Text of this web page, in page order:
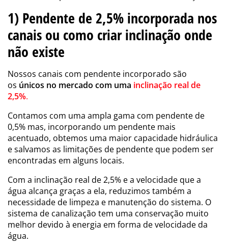
1) Pendente de 2,5% incorporada nos
canais ou como criar inclinação onde
não existe
Nossos canais com pendente incorporado são
os únicos no mercado com uma inclinação real de
2,5%.
Contamos com uma ampla gama com pendente de
0,5% mas, incorporando um pendente mais
acentuado, obtemos uma maior capacidade hidráulica
e salvamos as limitações de pendente que podem ser
encontradas em alguns locais.
Com a inclinação real de 2,5% e a velocidade que a
água alcança graças a ela, reduzimos também a
necessidade de limpeza e manutenção do sistema. O
sistema de canalização tem uma conservação muito
melhor devido à energia em forma de velocidade da
água.